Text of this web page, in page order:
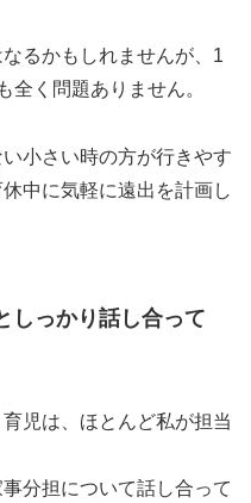
るかもしれませんが、1
全く問題ありません。
小さい時の方が行きやす
中に気軽に遠出を計画し
しっかり話し合って
児は、ほとんど私が担当
分担について話し合って